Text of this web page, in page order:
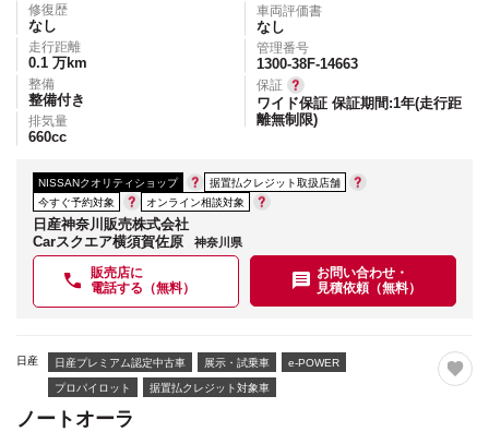
修復歴
なし
走行距離
0.1 万km
整備
整備付き
排気量
660cc
車両評価書
なし
管理番号
1300-38F-14663
保証
ワイド保証 保証期間:1年(走行距
離無制限)
NISSANクオリティショップ
据置払クレジット取扱店舗
今すぐ予約対象
オンライン相談対象
日産神奈川販売株式会社
Carスクエア横須賀佐原
神奈川県
販売店に
電話する（無料）
お問い合わせ・
見積依頼（無料）
日産 日産プレミアム認定中古車 展示・試乗車 e-POWER
プロパイロット 据置払クレジット対象車
ノートオーラ